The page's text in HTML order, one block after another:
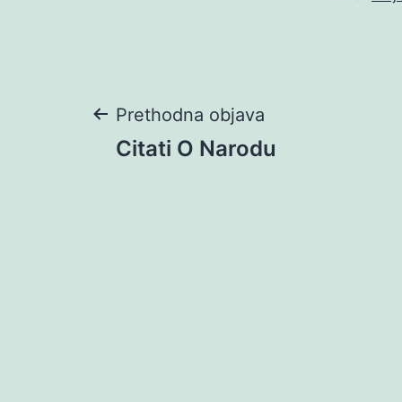
Navigacija
Prethodna objava
Citati O Narodu